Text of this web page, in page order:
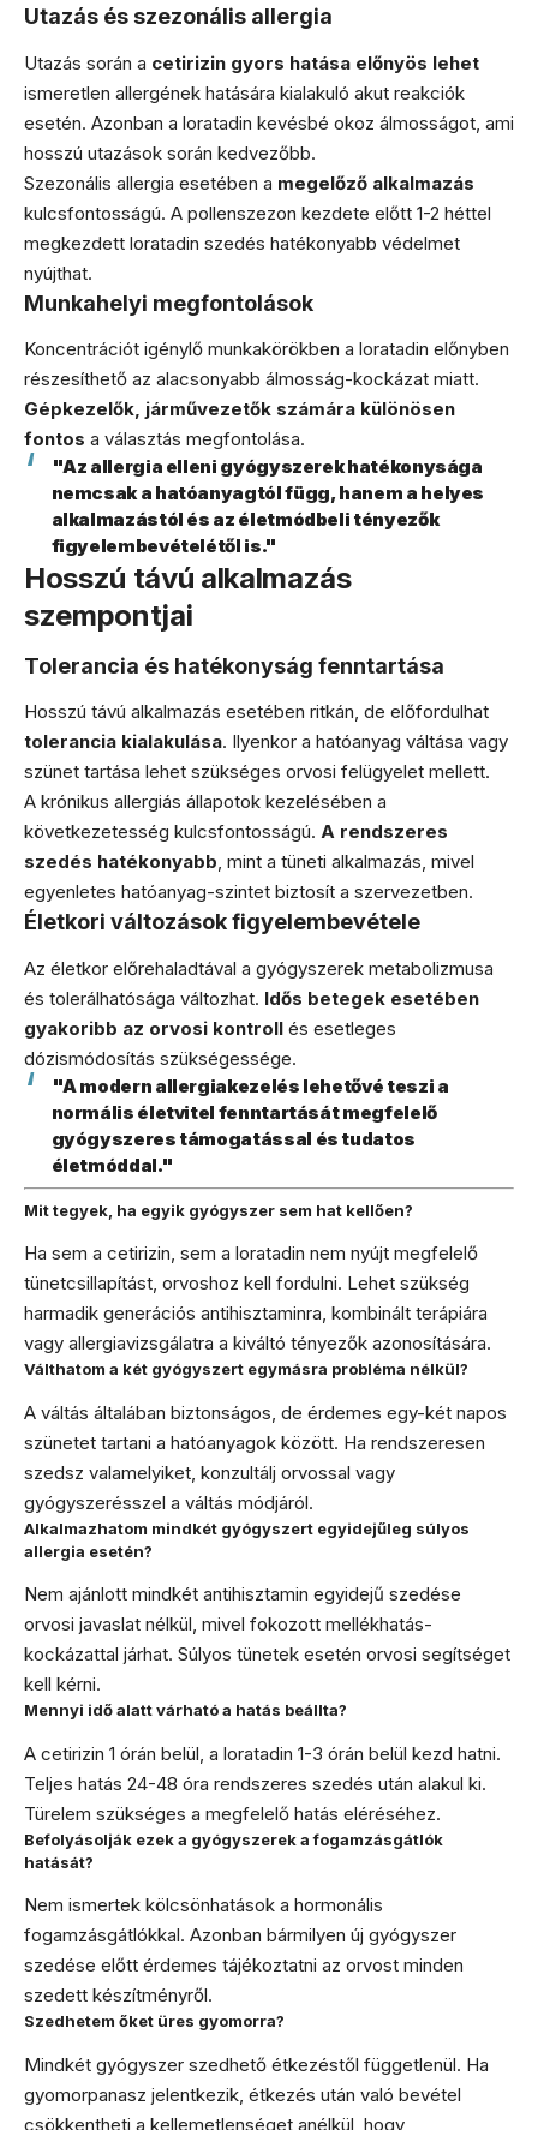
Utazás és szezonális allergia
Utazás során a cetirizin gyors hatása előnyös lehet
ismeretlen allergének hatására kialakuló akut reakciók
esetén. Azonban a loratadin kevésbé okoz álmosságot, ami
hosszú utazások során kedvezőbb.
Szezonális allergia esetében a megelőző alkalmazás
kulcsfontosságú. A pollenszezon kezdete előtt 1-2 héttel
megkezdett loratadin szedés hatékonyabb védelmet
nyújthat.
Munkahelyi megfontolások
Koncentrációt igénylő munkakörökben a loratadin előnyben
részesíthető az alacsonyabb álmosság-kockázat miatt.
Gépkezelők, járművezetők számára különösen
fontos a választás megfontolása.
"Az allergia elleni gyógyszerek hatékonysága
nemcsak a hatóanyagtól függ, hanem a helyes
alkalmazástól és az életmódbeli tényezők
figyelembevételétől is."
Hosszú távú alkalmazás
szempontjai
Tolerancia és hatékonyság fenntartása
Hosszú távú alkalmazás esetében ritkán, de előfordulhat
tolerancia kialakulása. Ilyenkor a hatóanyag váltása vagy
szünet tartása lehet szükséges orvosi felügyelet mellett.
A krónikus allergiás állapotok kezelésében a
következetesség kulcsfontosságú. A rendszeres
szedés hatékonyabb, mint a tüneti alkalmazás, mivel
egyenletes hatóanyag-szintet biztosít a szervezetben.
Életkori változások figyelembevétele
Az életkor előrehaladtával a gyógyszerek metabolizmusa
és tolerálhatósága változhat. Idős betegek esetében
gyakoribb az orvosi kontroll és esetleges
dózismódosítás szükségessége.
"A modern allergiakezelés lehetővé teszi a
normális életvitel fenntartását megfelelő
gyógyszeres támogatással és tudatos
életmóddal."
Mit tegyek, ha egyik gyógyszer sem hat kellően?
Ha sem a cetirizin, sem a loratadin nem nyújt megfelelő
tünetcsillapítást, orvoshoz kell fordulni. Lehet szükség
harmadik generációs antihisztaminra, kombinált terápiára
vagy allergiavizsgálatra a kiváltó tényezők azonosítására.
Válthatom a két gyógyszert egymásra probléma nélkül?
A váltás általában biztonságos, de érdemes egy-két napos
szünetet tartani a hatóanyagok között. Ha rendszeresen
szedsz valamelyiket, konzultálj orvossal vagy
gyógyszerésszel a váltás módjáról.
Alkalmazhatom mindkét gyógyszert egyidejűleg súlyos
allergia esetén?
Nem ajánlott mindkét antihisztamin egyidejű szedése
orvosi javaslat nélkül, mivel fokozott mellékhatás-
kockázattal járhat. Súlyos tünetek esetén orvosi segítséget
kell kérni.
Mennyi idő alatt várható a hatás beállta?
A cetirizin 1 órán belül, a loratadin 1-3 órán belül kezd hatni.
Teljes hatás 24-48 óra rendszeres szedés után alakul ki.
Türelem szükséges a megfelelő hatás eléréséhez.
Befolyásolják ezek a gyógyszerek a fogamzásgátlók
hatását?
Nem ismertek kölcsönhatások a hormonális
fogamzásgátlókkal. Azonban bármilyen új gyógyszer
szedése előtt érdemes tájékoztatni az orvost minden
szedett készítményről.
Szedhetem őket üres gyomorra?
Mindkét gyógyszer szedhető étkezéstől függetlenül. Ha
gyomorpanasz jelentkezik, étkezés után való bevétel
csökkentheti a kellemetlenséget anélkül, hogy